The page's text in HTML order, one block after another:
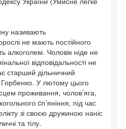
називають
не мають постійного
алкоголем. Чоловік ніде не
відповідальності не
старший дільничний
Горбенко. У лютому цього
проживання, чолов’яга,
cп’яніння, під час
зі своєю дружиною наніс
та тілу.